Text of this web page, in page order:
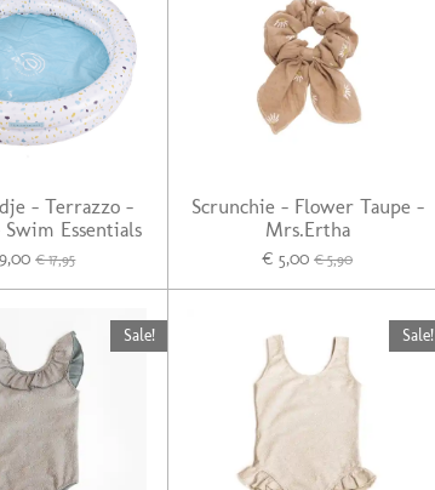
- Terrazzo -
Essentials
€ 17,95
Scrunchie - Flower Taupe -
Mrs.Ertha
€ 5,00 € 5,90
Sale! Sale!